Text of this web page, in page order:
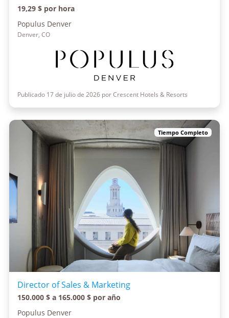
19,29 $ por hora
Populus Denver
Denver, CO
Publicado 17 de julio de 2026 por Crescent Hotels & Resorts
Tiempo Completo
Director of Sales & Marketing
150.000 $ a 165.000 $ por año
Populus Denver